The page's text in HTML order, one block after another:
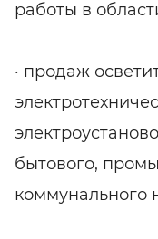
работы в
· продаж
бытового,
коммунального